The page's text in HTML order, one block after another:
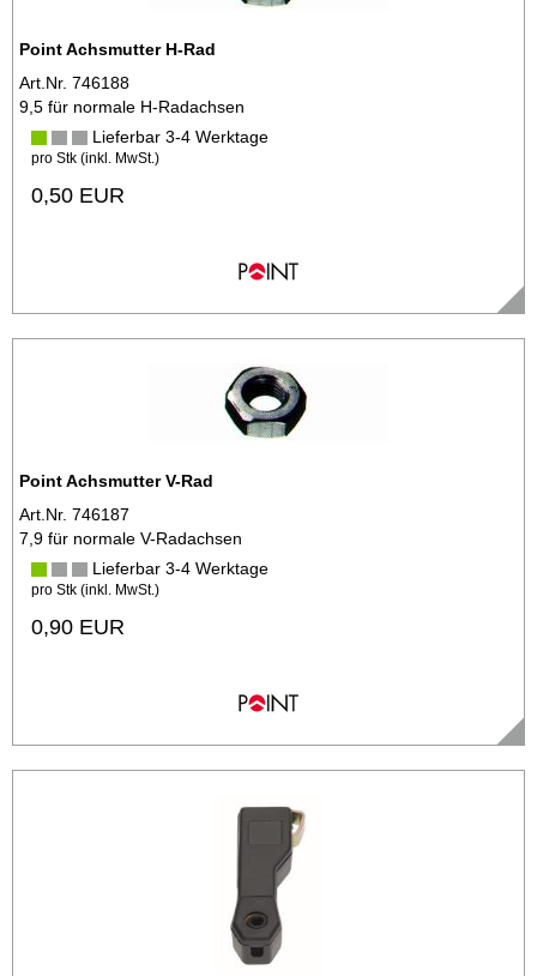
Point Achsmutter H-Rad
Art.Nr. 746188
9,5 für normale H-Radachsen
Lieferbar 3-4 Werktage
pro Stk (inkl. MwSt.)
0,50 EUR
Point Achsmutter V-Rad
Art.Nr. 746187
7,9 für normale V-Radachsen
Lieferbar 3-4 Werktage
pro Stk (inkl. MwSt.)
0,90 EUR